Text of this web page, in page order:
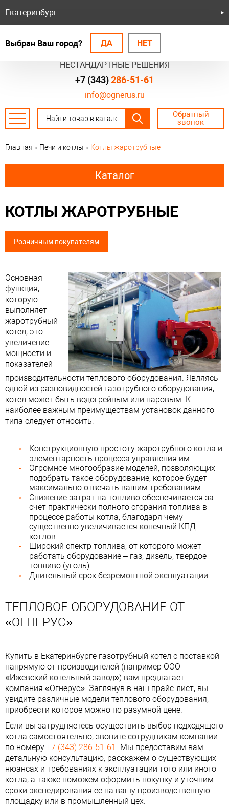
БЕЗОПАСНЫЕ СИСТЕМЫ
НЕСТАНДАРТНЫЕ РЕШЕНИЯ
Екатеринбург
Выбран Ваш город? ДА НЕТ
info@ognerus.ru
+7 (343)286-51-61
Обратный
звонок
Главная › Печи и котлы › Котлы жаротрубные
Каталог
КОТЛЫ ЖАРОТРУБНЫЕ
Розничным покупателям
Основная
функция,
которую
выполняет
жаротрубный
котел, это
увеличение
мощности и
показателей
производительности теплового оборудования. Являясь
одной из разновидностей газотрубного оборудования,
котел может быть водогрейным или паровым. К
наиболее важным преимуществам установок данного
типа следует относить:
Конструкционную простоту жаротрубного котла и
элементарность процесса управления им.
Огромное многообразие моделей, позволяющих
подобрать такое оборудование, которое будет
максимально отвечать вашим требованиям.
Снижение затрат на топливо обеспечивается за
счет практически полного сгорания топлива в
процессе работы котла, благодаря чему
существенно увеличивается конечный КПД
котлов.
Широкий спектр топлива, от которого может
работать оборудование – газ, дизель, твердое
топливо (уголь).
Длительный срок безремонтной эксплуатации.
ТЕПЛОВОЕ ОБОРУДОВАНИЕ ОТ
«ОГНЕРУС»
Купить в Екатеринбурге газотрубный котел с поставкой
напрямую от производителей (например ООО
«Ижевский котельный завод») вам предлагает
компания «Огнерус». Заглянув в наш прайс-лист, вы
увидите различные модели теплового оборудования,
приобрести которое можно по разумной цене.
Если вы затрудняетесь осуществить выбор подходящего
котла самостоятельно, звоните сотрудникам компании
по номеру +7 (343) 286-51-61 . Мы предоставим вам
детальную консультацию, расскажем о существующих
нюансах и требованиях к эксплуатации того или иного
котла, а также поможем оформить покупку и уточним
сроки экспедирования ее на вашу производственную
площадку или в промышленный цех.